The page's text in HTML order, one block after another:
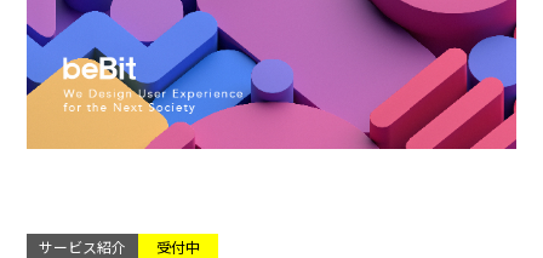
サービス紹介 受付中